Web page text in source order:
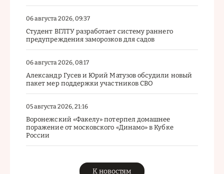
06 августа 2026, 09:37
Студент ВГЛТУ разработает систему раннего
предупреждения заморозков для садов
06 августа 2026, 08:17
Александр Гусев и Юрий Матузов обсудили новый
пакет мер поддержки участников СВО
05 августа 2026, 21:16
Воронежский «Факелу» потерпел домашнее
поражение от московского «Динамо» в Кубке
России
К новостям